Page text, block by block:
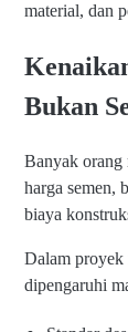
material, dan
Bukan
Banyak orang
harga semen,
biaya
Dalam proyek
dipengaruhi